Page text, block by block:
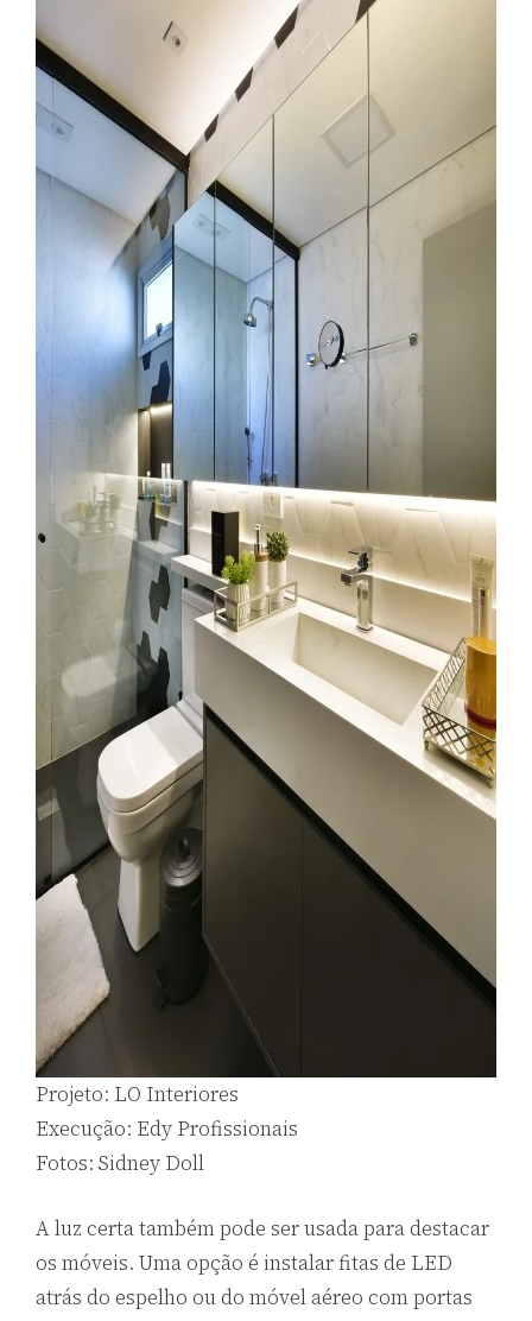
Projeto: LO Interiores
Execução: Edy Profissionais
Fotos: Sidney Doll
A luz certa também pode ser usada para destacar
os móveis. Uma opção é instalar fitas de LED
atrás do espelho ou do móvel aéreo com portas